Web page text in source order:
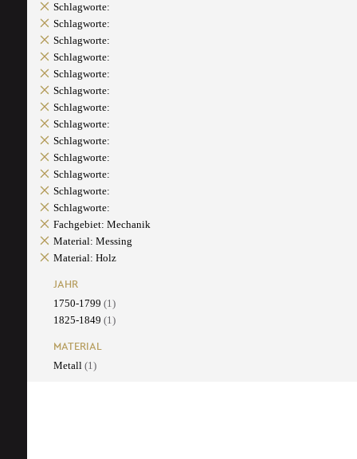
Schlagworte:
Schlagworte:
Schlagworte:
Schlagworte:
Schlagworte:
Schlagworte:
Schlagworte:
Schlagworte:
Schlagworte:
Schlagworte:
Schlagworte:
Schlagworte:
Schlagworte:
Fachgebiet: Mechanik
Material: Messing
Material: Holz
JAHR
1750-1799 (1)
1825-1849 (1)
MATERIAL
Metall (1)